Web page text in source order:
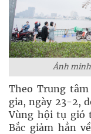
Ảnh
Theo Trung
gia, ngày 23-2,
Vùng hội tụ gió
Bắc giảm hẳn